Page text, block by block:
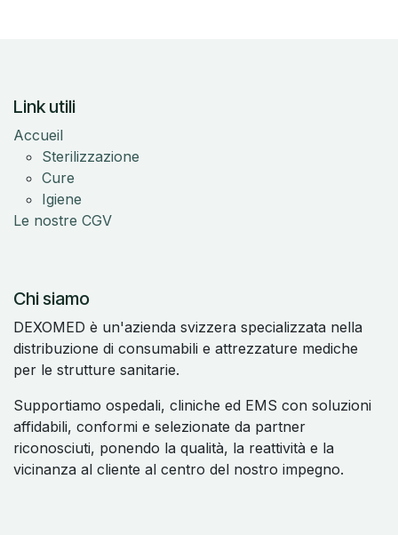
Link utili
Accueil
Sterilizzazione
Cure
Igiene
Le nostre CGV
Chi siamo
DEXOMED è un'azienda svizzera specializzata nella
distribuzione di consumabili e attrezzature mediche
per le strutture sanitarie.
Supportiamo ospedali, cliniche ed EMS con soluzioni
affidabili, conformi e selezionate da partner
riconosciuti, ponendo la qualità, la reattività e la
vicinanza al cliente al centro del nostro impegno.